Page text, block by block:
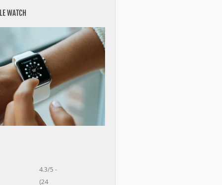
WATCH
4.3/5 -
(24